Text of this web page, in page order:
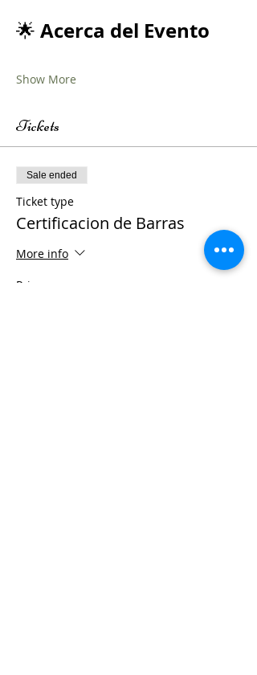
🌟 Acerca del Evento
Show More
Tickets
Sale ended
Ticket type
Certificacion de Barras
More info
Price